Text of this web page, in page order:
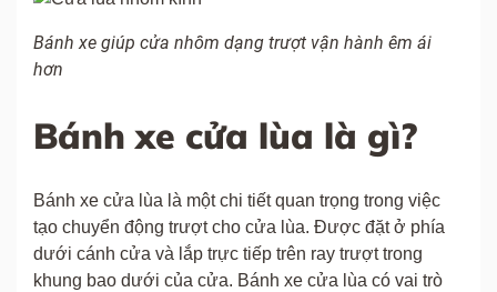
Bánh xe giúp cửa nhôm dạng trượt vận hành êm ái
hơn
Bánh xe cửa lùa là gì?
Bánh xe cửa lùa là một chi tiết quan trọng trong việc
tạo chuyển động trượt cho cửa lùa. Được đặt ở phía
dưới cánh cửa và lắp trực tiếp trên ray trượt trong
khung bao dưới của cửa. Bánh xe cửa lùa có vai trò